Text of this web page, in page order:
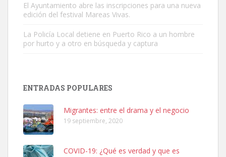
Leales.org » Gran Canaria
9.7.2025
Adopción urgente
hembra, 4 años. Por motivos personales ...
Leales.org » Gran Canaria | 6.7.2025
El Ayuntamiento abre las inscripciones para una nueva
edición del festival Mareas Vivas.
La Policía Local detiene en Puerto Rico a un hombre
por hurto y a otro en búsqueda y captura
ENTRADAS POPULARES
Migrantes: entre el drama y el negocio
19 septiembre, 2020
COVID-19: ¿Qué es verdad y que es